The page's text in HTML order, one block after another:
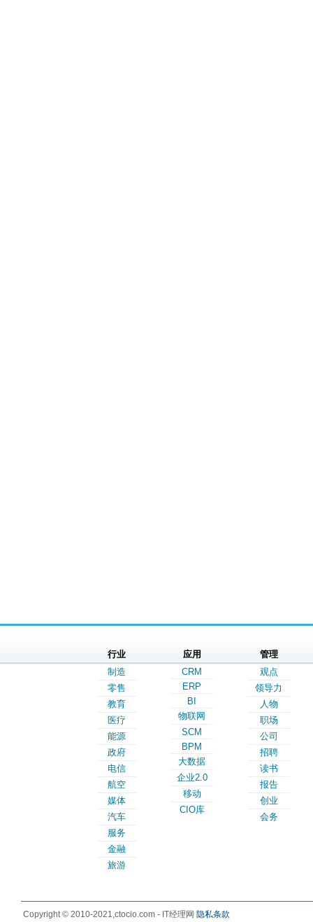
行业
制造
零售
教育
医疗
能源
政府
电信
航空
媒体
汽车
服务
金融
旅游
应用
CRM
ERP
BI
物联网
SCM
BPM
大数据
企业2.0
移动
CIO库
管理
观点
领导力
人物
职场
公司
招聘
读书
报告
创业
会务
Copyright © 2010-2021,ctocio.com - IT经理网 隐私条款